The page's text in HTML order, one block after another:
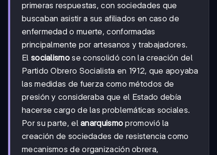
primeras respuestas, con sociedades que
buscaban asistir a sus afiliados en caso de
enfermedad o muerte, conformadas
principalmente por artesanos y trabajadores.
El socialismose consolidó con la creación del
Partido Obrero Socialista en 1912, que apoyaba
las medidas de fuerza como métodos de
presión y consideraba que el Estado debía
hacerse cargo de las problemáticas sociales.
Por su parte, elanarquismo promovió la
creación de sociedades de resistencia como
mecanismos de organización obrera,